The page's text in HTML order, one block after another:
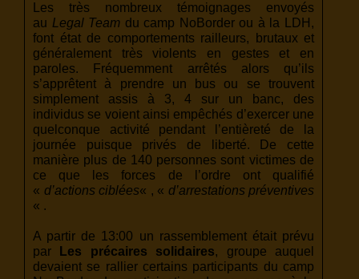
Les très nombreux témoignages envoyés
au Legal Team du camp NoBorder ou à la LDH,
font état de comportements railleurs, brutaux et
généralement très violents en gestes et en
paroles. Fréquemment arrêtés alors qu’ils
s’apprêtent à prendre un bus ou se trouvent
simplement assis à 3, 4 sur un banc, des
individus se voient ainsi empêchés d’exercer une
quelconque activité pendant l’entièreté de la
journée puisque privés de liberté. De cette
manière plus de 140 personnes sont victimes de
ce que les forces de l’ordre ont qualifié
« d’actions ciblées« , « d’arrestations préventives
« .
A partir de 13:00 un rassemblement était prévu
par
Les précaires solidaires, groupe auquel
devaient se rallier certains participants du camp